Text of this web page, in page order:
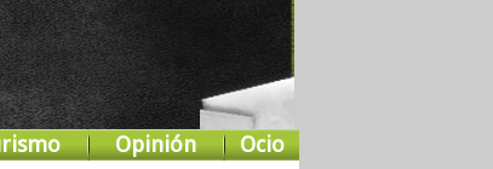
Opinión Ocio